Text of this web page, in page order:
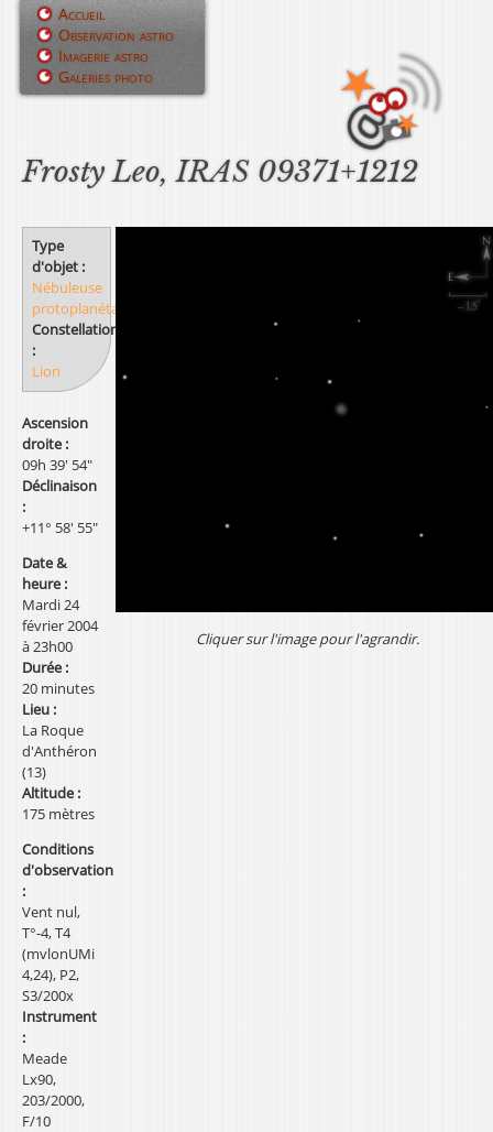
Jump to navigation
Frosty Leo, IRAS 09371+1212
Type
d'objet :
Nébuleuse
protoplanétaire
Constellation
:
Lion
Ascension
droite :
09h 39' 54"
Déclinaison
:
+11° 58' 55"
Date &
heure :
Mardi 24
février 2004
à 23h00
Durée :
20 minutes
Lieu :
La Roque
d'Anthéron
(13)
Altitude :
175 mètres
Conditions
d'observation
:
Vent nul,
T°-4, T4
(mvlonUMi
4,24), P2,
S3/200x
Instrument
:
Meade
Lx90,
203/2000,
F/10
Cliquer sur l'image pour l'agrandir.
M
u
i
p
a
l
Accueil
Observation astro
Imagerie astro
Galeries photo